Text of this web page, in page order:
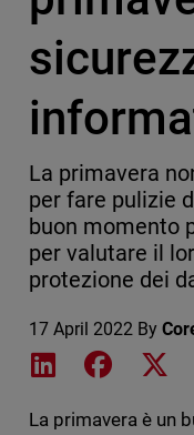
La primavera
per fare pulizie
buon momento
per valutare il
protezione dei
17 April 2022 By
Share onShare on
La primavera è un